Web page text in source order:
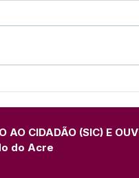
AO CIDADÃO (SIC) E
do Acre